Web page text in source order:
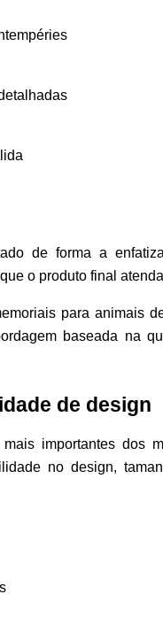
de forma a
o produto final
para animais
baseada na
de design
importantes dos
no design,